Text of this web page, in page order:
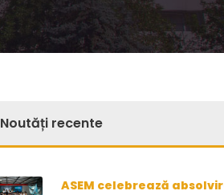
Noutăți recente
ASEM celebrează